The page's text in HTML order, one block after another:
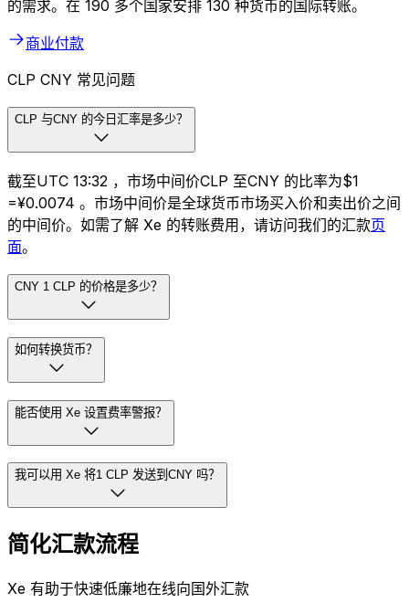
的需求。在 190 多个国家安排 130 种货币的国际转账。
商业付款
CLP CNY 常见问题
CLP 与CNY 的今日汇率是多少？
截至UTC 13:32 ，市场中间价CLP 至CNY 的比率为$1
=¥0.0074 。市场中间价是全球货币市场买入价和卖出价之间
的中间价。如需了解 Xe 的转账费用，请访问我们的汇款页
面。
CNY 1 CLP 的价格是多少？
如何转换货币？
能否使用 Xe 设置费率警报？
我可以用 Xe 将1 CLP 发送到CNY 吗？
简化汇款流程
Xe 有助于快速低廉地在线向国外汇款